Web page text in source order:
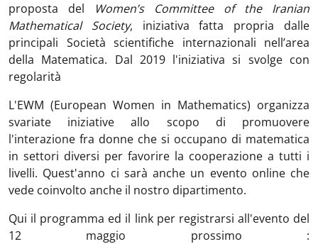
proposta del
Women’s Committee of the Iranian
Mathematical Society, iniziativa fatta propria dalle
principali Società scientifiche internazionali nell’area
della Matematica. Dal 2019 l'iniziativa si svolge con
regolarità
L'EWM (European Women in Mathematics) organizza
svariate iniziative allo scopo di promuovere
l'interazione fra donne che si occupano di matematica
in settori diversi per favorire la cooperazione a tutti i
livelli. Quest'anno ci sarà anche un evento online che
vede coinvolto anche il nostro dipartimento.
Qui il programma ed il link per registrarsi all'evento del
12 maggio prossimo :